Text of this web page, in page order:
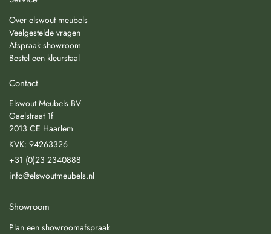
Over elswout meubels
Veelgestelde vragen
Afspraak showroom
Bestel een kleurstaal
Contact
Elswout Meubels BV
Gaelstraat 1f
2013 CE Haarlem
KVK: 94263326
+31 (0)23 2340888
info@elswoutmeubels.nl
Showroom
Plan een showroomafspraak